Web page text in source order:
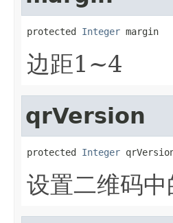
protected Integer margin
边距1~4
qrVersion
protected Integer
设置二维码